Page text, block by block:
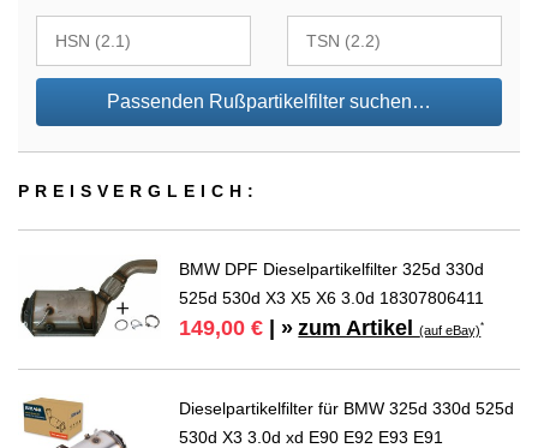
Passenden Rußpartikelfilter suchen…
PREIS­VER­GLEICH:
BMW DPF Dieselpartikelfilter 325d 330d
525d 530d X3 X5 X6 3.0d 18307806411
149,00 € | » zum Artikel(auf eBay)*
Dieselpartikelfilter für BMW 325d 330d 525d
530d X3 3.0d xd E90 E92 E93 E91